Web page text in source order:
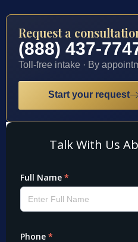
Request a
(888) 437-
Toll-free intake · By
Start your request